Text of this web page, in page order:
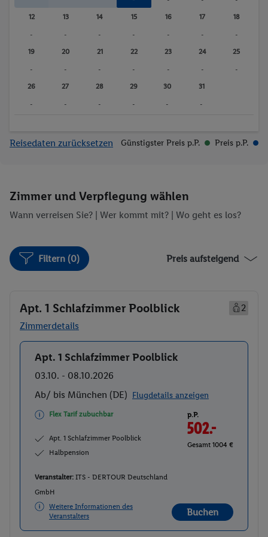
12
-
13
-
14
-
15
-
16
-
17
-
18
-
19
-
20
-
21
-
22
-
23
-
24
-
25
-
26
-
27
-
28
-
29
-
30
-
31
-
Reisedaten zurücksetzen Günstigster Preis p.P. Preis p.P.
Zimmer und Verpflegung wählen
Wann verreisen Sie? | Wer kommt mit? | Wo geht es los?
Filtern (0) Preis aufsteigend
Apt. 1 Schlafzimmer Poolblick
2
Zimmerdetails
Buchen
Apt. 1 Schlafzimmer Poolblick
03.10. - 08.10.2026
Ab/ bis München (DE) Flugdetails anzeigen
Flex Tarif zubuchbar
Apt. 1 Schlafzimmer Poolblick
Halbpension
p.P.
502.-
Gesamt 1004 €
Veranstalter: ITS - DERTOUR Deutschland
GmbH
Weitere Informationen des
Veranstalters
Buchen